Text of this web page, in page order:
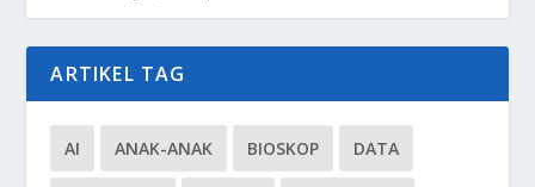
ARTIKEL TAG
AI ANAK-ANAK BIOSKOP DATA